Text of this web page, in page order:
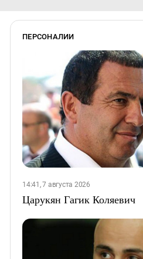
ПЕРСОНАЛИИ
14:41, 7 августа 2026
Царукян Гагик Коляевич